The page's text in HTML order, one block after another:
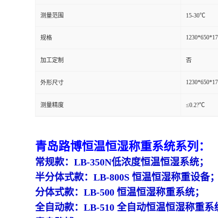
测量范围 15-30℃
规格
加工定制 否
外形尺寸
测量精度 ≤0.2?℃
青岛路博恒温恒湿称重系统系列：
常规款： LB-350N低浓度恒温恒湿系统；
半分体式款： LB-800S 恒温恒湿称重设备；
分体式款： LB-500 恒温恒湿称重系统；
全自动款： LB-510 全自动恒温恒湿称重系